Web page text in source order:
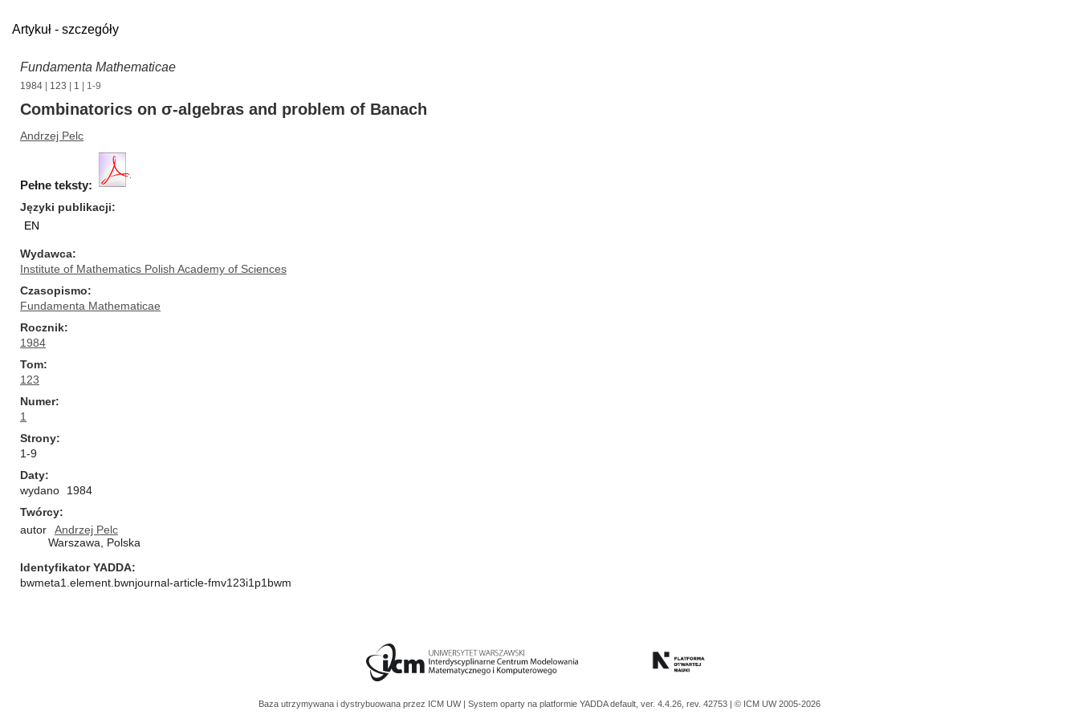
Artykuł - szczegóły
Fundamenta Mathematicae
1984 123 1 | 1-9
Combinatorics on σ-algebras and problem of Banach
Andrzej Pelc
Pełne teksty:
Języki publikacji
EN
Wydawca
Institute of Mathematics Polish Academy of Sciences
Czasopismo
Fundamenta Mathematicae
Rocznik
1984
Tom
123
Numer
1
Strony
1-9
Daty
wydano
1984
Twórcy
autor
Andrzej Pelc
Warszawa, Polska
Identyfikator YADDA
bwmeta1.element.bwnjournal-article-fmv123i1p1bwm
Baza utrzymywana i dystrybuowana przez ICM UW | System oparty na platformie YADDAdefault, ver. 4.4.26, rev. 42753 | © ICM UW 2005-2026